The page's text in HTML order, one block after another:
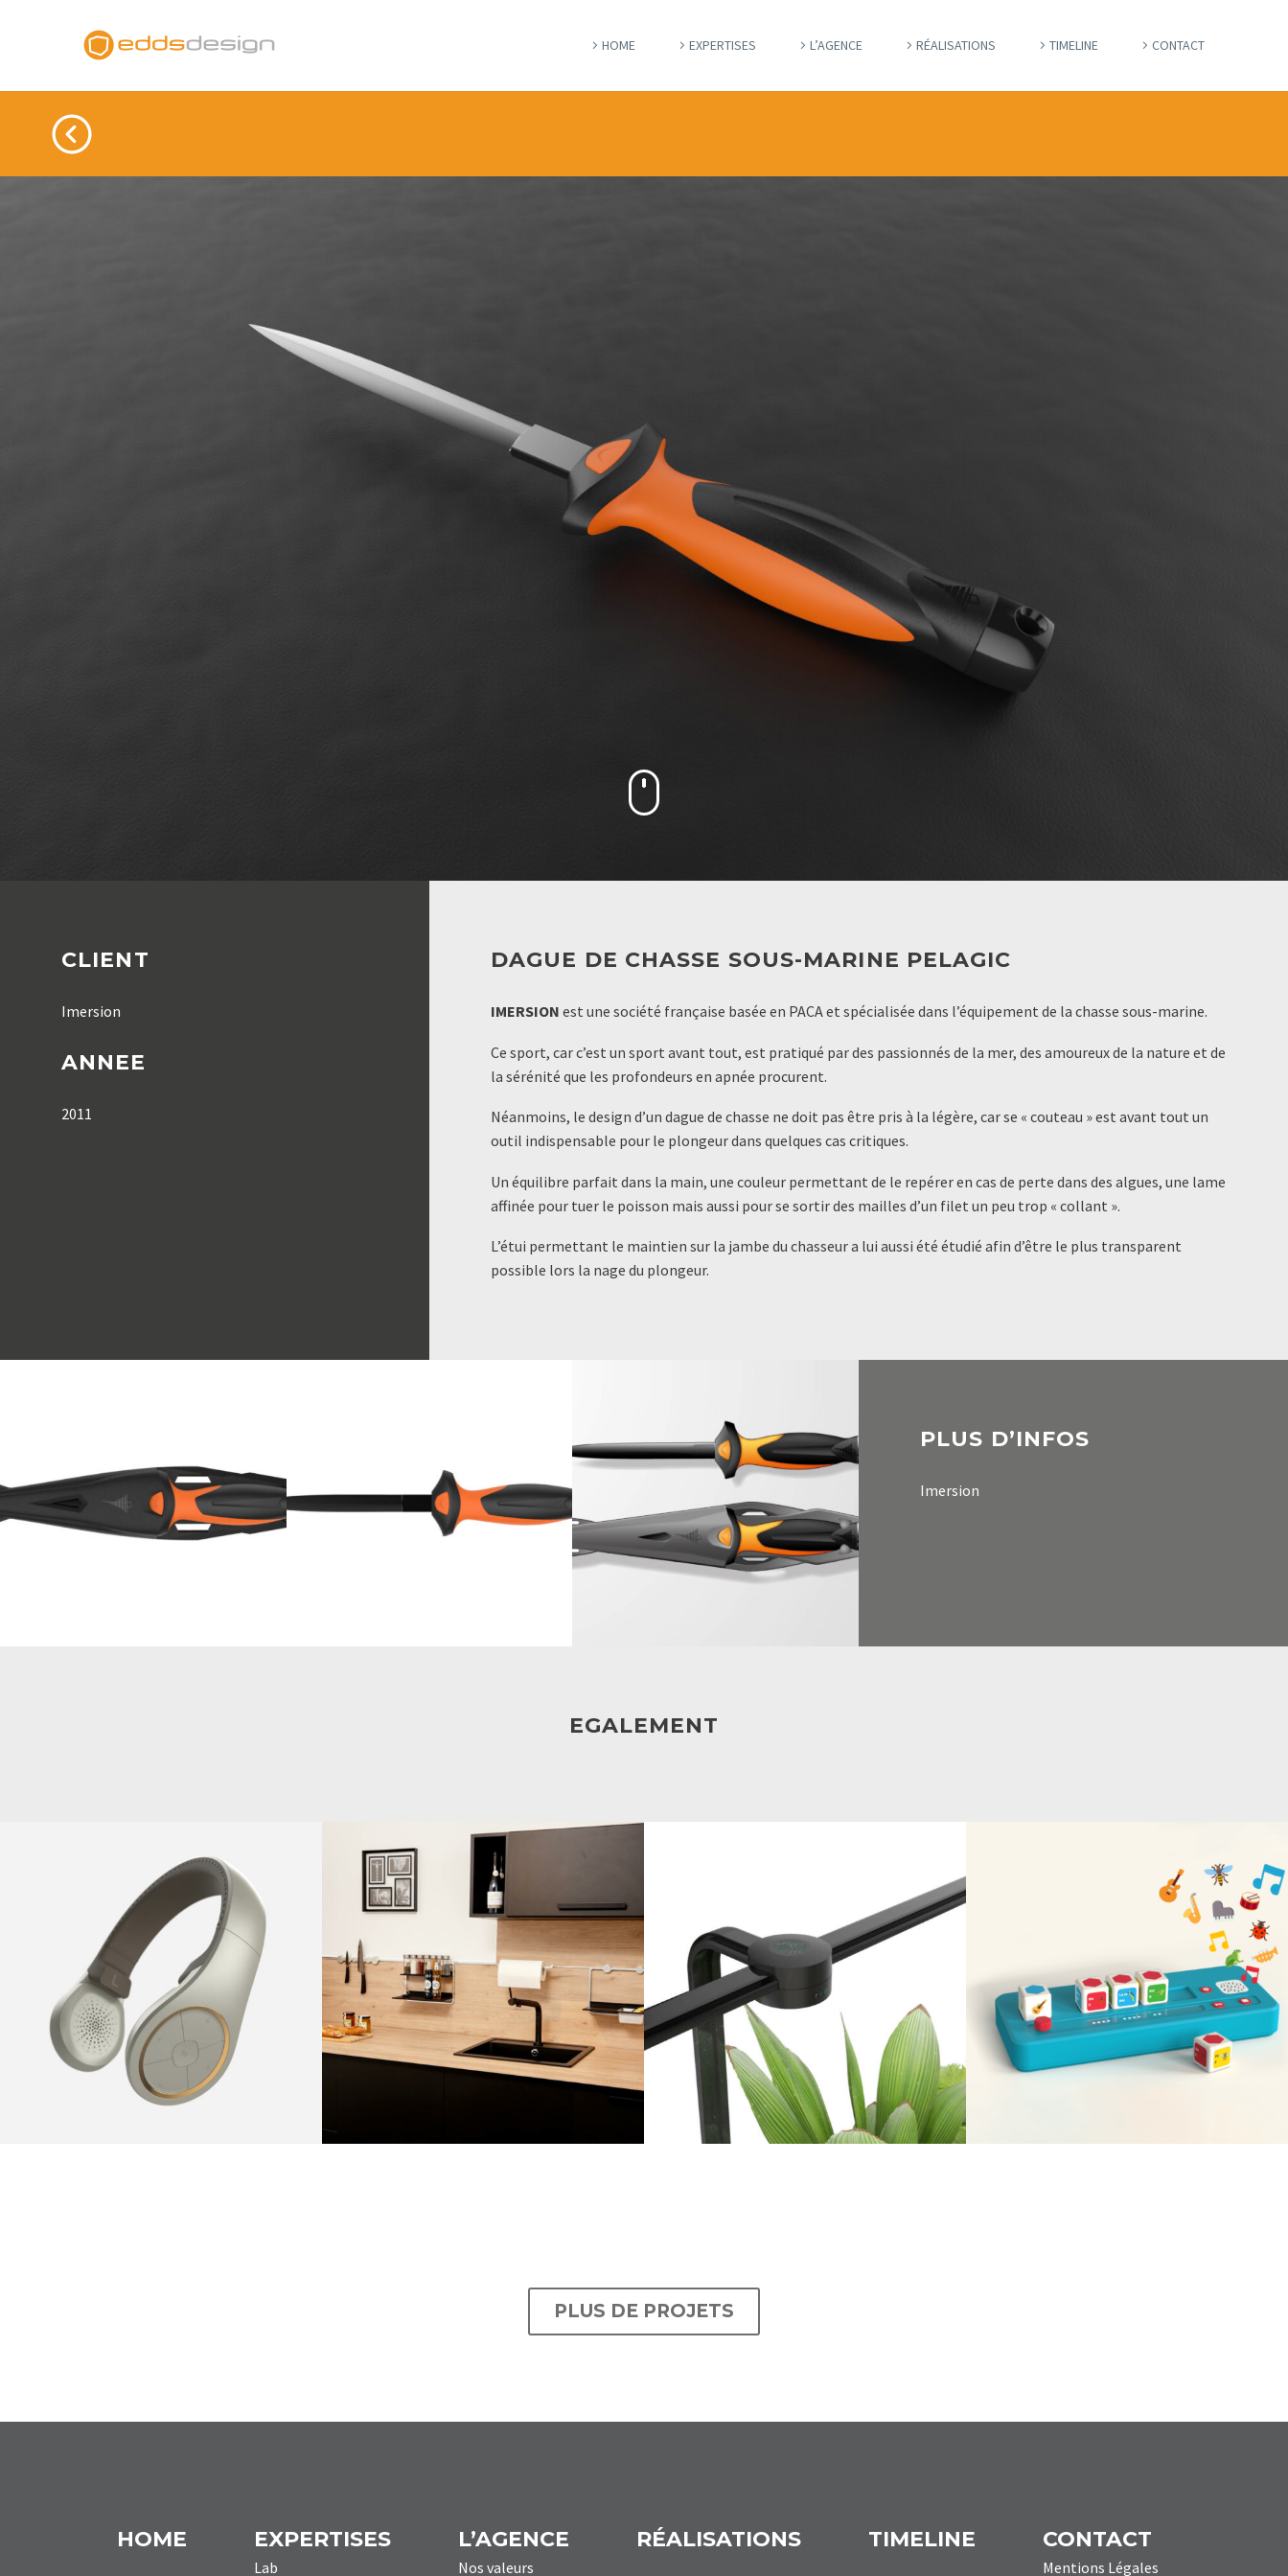
HOME EXPERTISES L’AGENCE RÉALISATIONS TIMELINE CONTACT
CLIENT
Imersion
ANNEE
2011
DAGUE DE CHASSE SOUS-MARINE PELAGIC
IMERSION est une société française basée en PACA et spécialisée dans l’équipement de la chasse sous-marine.
Ce sport, car c’est un sport avant tout, est pratiqué par des passionnés de la mer, des amoureux de la nature et de
la sérénité que les profondeurs en apnée procurent.
Néanmoins, le design d’un dague de chasse ne doit pas être pris à la légère, car se « couteau » est avant tout un
outil indispensable pour le plongeur dans quelques cas critiques.
Un équilibre parfait dans la main, une couleur permettant de le repérer en cas de perte dans des algues, une lame
affinée pour tuer le poisson mais aussi pour se sortir des mailles d’un filet un peu trop « collant ».
L’étui permettant le maintien sur la jambe du chasseur a lui aussi été étudié afin d’être le plus transparent
possible lors la nage du plongeur.
PLUS D’INFOS
Imersion
EGALEMENT
PLUS DE PROJETS
HOME EXPERTISES
Lab
L’AGENCE
Nos valeurs
RÉALISATIONS TIMELINE CONTACT
Mentions Légales